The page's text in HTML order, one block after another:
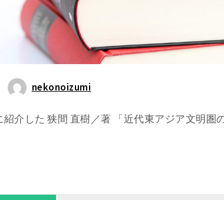
nekonoizumi
紹介した 狭間 直樹／著 「近代東アジア文明圏